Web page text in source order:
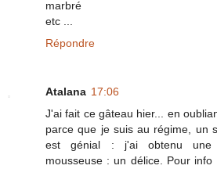
marbré
etc ...
Répondre
Atalana 17:06
J'ai fait ce gâteau hier... en
parce que je suis au régime, un
est génial : j'ai obtenu une
mousseuse : un délice. Pour